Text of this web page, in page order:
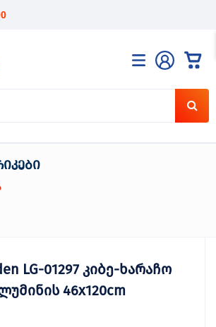
LG-01297 კიბე-ხარაჩო
46x120cm